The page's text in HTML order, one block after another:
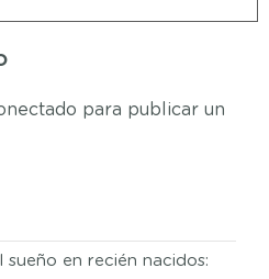
para publicar un
en recién nacidos: